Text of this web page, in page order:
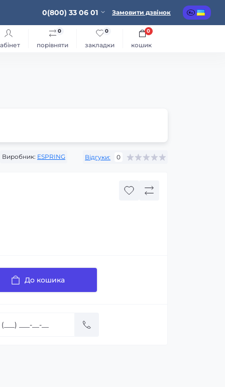
0(800) 33 06 01 Замовити дзвінок
порівняти
0
закладки
0
кошик
0
Виробник: ESPRING Відгуки: 0
До кошика